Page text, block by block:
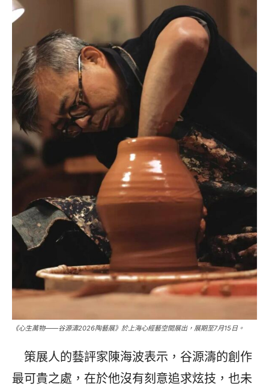
《心生萬物——谷源濤2026陶藝展》於上海心經藝空間展出，展期至7月15日。
策展人的藝評家陳海波表示，谷源濤的創作
最可貴之處，在於他沒有刻意追求炫技，也未